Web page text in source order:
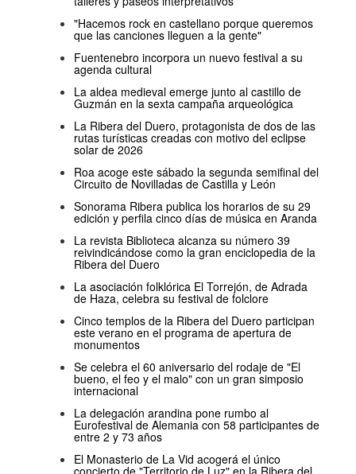
"Hacemos rock en castellano porque queremos
que las canciones lleguen a la gente"
Fuentenebro incorpora un nuevo festival a su
agenda cultural
La aldea medieval emerge junto al castillo de
Guzmán en la sexta campaña arqueológica
La Ribera del Duero, protagonista de dos de las
rutas turísticas creadas con motivo del eclipse
solar de 2026
Roa acoge este sábado la segunda semifinal del
Circuito de Novilladas de Castilla y León
Sonorama Ribera publica los horarios de su 29
edición y perfila cinco días de música en Aranda
La revista Biblioteca alcanza su número 39
reivindicándose como la gran enciclopedia de la
Ribera del Duero
La asociación folklórica El Torrejón, de Adrada
de Haza, celebra su festival de folclore
Cinco templos de la Ribera del Duero participan
este verano en el programa de apertura de
monumentos
Se celebra el 60 aniversario del rodaje de "El
bueno, el feo y el malo" con un gran simposio
internacional
La delegación arandina pone rumbo al
Eurofestival de Alemania con 58 participantes de
entre 2 y 73 años
El Monasterio de La Vid acogerá el único
concierto de "Territorio de Luz" en la Ribera del